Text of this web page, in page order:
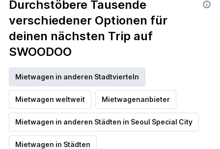
Durchstöbere Tausende
verschiedener Optionen für
deinen nächsten Trip auf
SWOODOO
Mietwagen in anderen Stadtvierteln
Mietwagen weltweit Mietwagenanbieter
Mietwagen in anderen Städten in Seoul Special City
Mietwagen in Städten